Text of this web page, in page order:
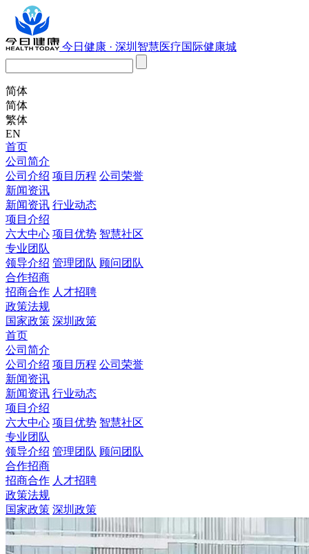
今日健康 · 深圳智慧医疗国际健康城
简体
简体
繁体
EN
首页
公司简介
公司介绍 项目历程 公司荣誉
新闻资讯
新闻资讯 行业动态
项目介绍
六大中心 项目优势 智慧社区
专业团队
领导介绍 管理团队 顾问团队
合作招商
招商合作 人才招聘
政策法规
国家政策 深圳政策
首页
公司简介
公司介绍 项目历程 公司荣誉
新闻资讯
新闻资讯 行业动态
项目介绍
六大中心 项目优势 智慧社区
专业团队
领导介绍 管理团队 顾问团队
合作招商
招商合作 人才招聘
政策法规
国家政策 深圳政策